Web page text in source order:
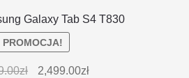
Galaxy Tab S4 T830
PROMOCJA!
zł 2,499.00zł